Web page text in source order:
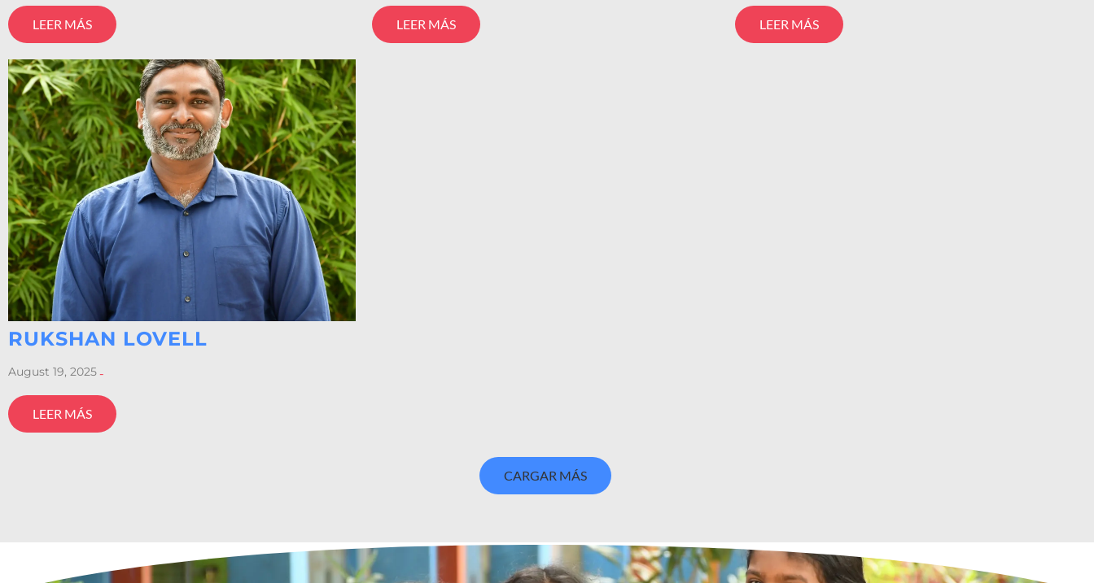
LEER MÁS LEER MÁS LEER MÁS
RUKSHAN LOVELL
August 19, 2025-
LEER MÁS
CARGAR MÁS